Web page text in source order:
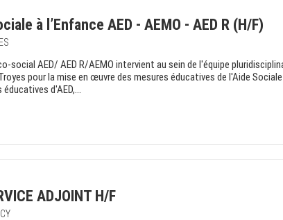
à l’Enfance AED - AEMO - AED R (H/F)
social AED/ AED R/AEMO intervient au sein de l'équipe
pour la mise en œuvre des mesures éducatives de l'Aide
d'AED,...
ADJOINT H/F